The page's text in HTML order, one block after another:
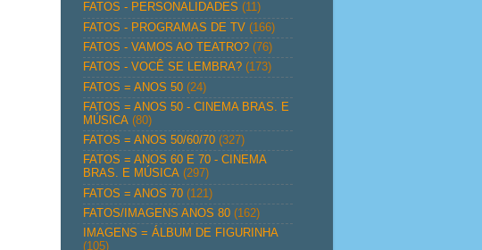
FATOS - PERSONALIDADES (11)
FATOS - PROGRAMAS DE TV (166)
FATOS - VAMOS AO TEATRO? (76)
FATOS - VOCÊ SE LEMBRA? (173)
FATOS = ANOS 50 (24)
FATOS = ANOS 50 - CINEMA BRAS. E
MÚSICA (80)
FATOS = ANOS 50/60/70 (327)
FATOS = ANOS 60 E 70 - CINEMA
BRAS. E MÚSICA (297)
FATOS = ANOS 70 (121)
FATOS/IMAGENS ANOS 80 (162)
IMAGENS = ÁLBUM DE FIGURINHA
(105)